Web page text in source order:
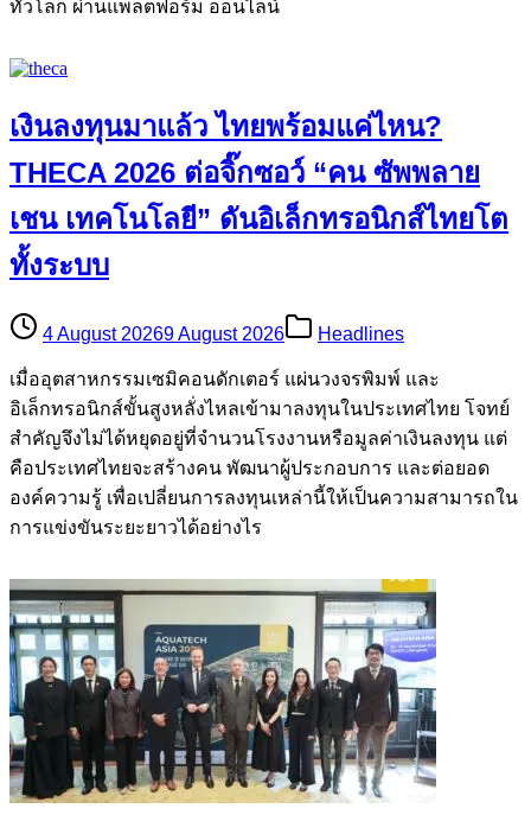
ทั่วโลก ผ่านแพลตฟอร์ม ออนไลน์
เงินลงทุนมาแล้ว ไทยพร้อมแค่ไหน?
THECA 2026 ต่อจิ๊กซอว์ “คน ซัพพลาย
เชน เทคโนโลยี” ดันอิเล็กทรอนิกส์ไทยโต
ทั้งระบบ
4 August 20269 August 2026 Headlines
เมื่ออุตสาหกรรมเซมิคอนดักเตอร์ แผ่นวงจรพิมพ์ และ
อิเล็กทรอนิกส์ขั้นสูงหลั่งไหลเข้ามาลงทุนในประเทศไทย โจทย์
สำคัญจึงไม่ได้หยุดอยู่ที่จำนวนโรงงานหรือมูลค่าเงินลงทุน แต่
คือประเทศไทยจะสร้างคน พัฒนาผู้ประกอบการ และต่อยอด
องค์ความรู้ เพื่อเปลี่ยนการลงทุนเหล่านี้ให้เป็นความสามารถใน
การแข่งขันระยะยาวได้อย่างไร